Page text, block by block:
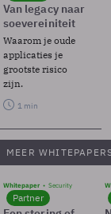
Van legacy naar
soevereiniteit
Waarom je oude
applicaties je
grootste risico
zijn.
1 min
MEER
Whitepaper Security
Partner